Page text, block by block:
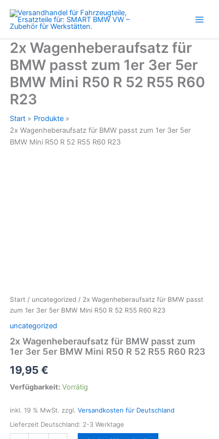
Inhalt
springen
2x Wagenheberaufsatz für
BMW passt zum 1er 3er 5er
BMW Mini R50 R 52 R55 R60
R23
Start
Produkte
2x Wagenheberaufsatz für BMW passt zum 1er 3er 5er
BMW Mini R50 R 52 R55 R60 R23
Start / uncategorized / 2x Wagenheberaufsatz für BMW passt
zum 1er 3er 5er BMW Mini R50 R 52 R55 R60 R23
uncategorized
2x Wagenheberaufsatz für BMW passt zum
1er 3er 5er BMW Mini R50 R 52 R55 R60 R23
19,95 €
Verfügbarkeit: Vorrätig
inkl. 19 % MwSt. zzgl. Versandkosten für Deutschland
Lieferzeit Deutschland: 2-3 Werktage
1er
3er
5er
BMW
Mini
R50
R
52